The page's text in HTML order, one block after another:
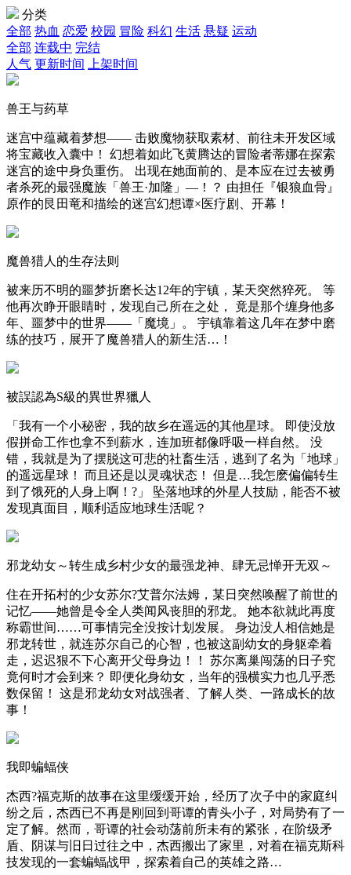
分类
全部 热血 恋爱 校园 冒险 科幻 生活 悬疑 运动
全部 连载中 完结
人气 更新时间 上架时间
兽王与药草
迷宫中蕴藏着梦想—— 击败魔物获取素材、前往未开发区域
将宝藏收入囊中！ 幻想着如此飞黄腾达的冒险者蒂娜在探索
迷宫的途中身负重伤。 出现在她面前的、是本应在过去被勇
者杀死的最强魔族「兽王·加隆」—！？ 由担任『银狼血骨』
原作的艮田竜和描绘的迷宫幻想谭×医疗剧、开幕！
魔兽猎人的生存法则
被来历不明的噩梦折磨长达12年的宇镇，某天突然猝死。 等
他再次睁开眼睛时，发现自己所在之处， 竟是那个缠身他多
年、噩梦中的世界——「魔境」。 宇镇靠着这几年在梦中磨
练的技巧，展开了魔兽猎人的新生活…！
被誤認為S級的異世界獵人
「我有一个小秘密，我的故乡在遥远的其他星球。 即使没放
假拼命工作也拿不到薪水，连加班都像呼吸一样自然。 没
错，我就是为了摆脱这可悲的社畜生活，逃到了名为「地球」
的遥远星球！ 而且还是以灵魂状态！ 但是…我怎麽偏偏转生
到了饿死的人身上啊！?」 坠落地球的外星人技励，能否不被
发现真面目，顺利适应地球生活呢？
邪龙幼女～转生成乡村少女的最强龙神、肆无忌惮开无双～
住在开拓村的少女苏尔?艾普尔法姆，某日突然唤醒了前世的
记忆——她曾是令全人类闻风丧胆的邪龙。 她本欲就此再度
称霸世间……可事情完全没按计划发展。 身边没人相信她是
邪龙转世，就连苏尔自己的心智，也被这副幼女的身躯牵着
走，迟迟狠不下心离开父母身边！！ 苏尔离巢闯荡的日子究
竟何时才会到来？ 即便化身幼女，当年的强横实力也几乎悉
数保留！ 这是邪龙幼女对战强者、了解人类、一路成长的故
事！
我即蝙蝠侠
杰西?福克斯的故事在这里缓缓开始，经历了次子中的家庭纠
纷之后，杰西已不再是刚回到哥谭的青头小子，对局势有了一
定了解。然而，哥谭的社会动荡前所未有的紧张，在阶级矛
盾、阴谋与旧日过往之中，杰西搬出了家里，对着在福克斯科
技发现的一套蝙蝠战甲，探索着自己的英雄之路…